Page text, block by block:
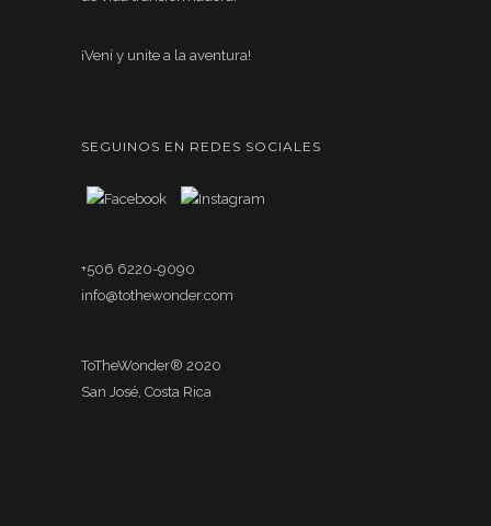
¡Vení y unite a la aventura!
SEGUINOS EN REDES SOCIALES
+506 6220-9090
info@tothewonder.com
ToTheWonder® 2020
San José, Costa Rica